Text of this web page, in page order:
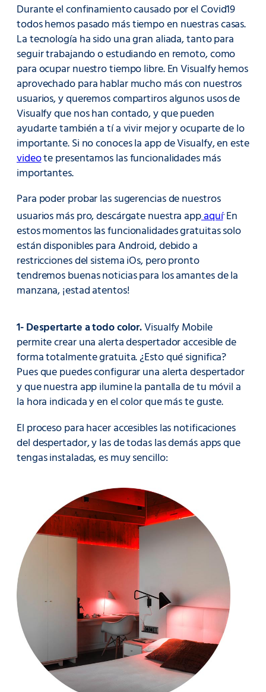
Durante el confinamiento causado por el Covid19
todos hemos pasado más tiempo en nuestras casas.
La tecnología ha sido una gran aliada, tanto para
seguir trabajando o estudiando en remoto, como
para ocupar nuestro tiempo libre. En Visualfy hemos
aprovechado para hablar mucho más con nuestros
usuarios, y queremos compartiros algunos usos de
Visualfy que nos han contado, y que pueden
ayudarte también a tí a vivir mejor y ocuparte de lo
importante. Si no conoces la app de Visualfy, en este
videote presentamos las funcionalidades más
importantes.
Para poder probar las sugerencias de nuestros
usuarios más pro, descárgate nuestra appaquí.En
estos momentos las funcionalidades gratuitas solo
están disponibles para Android, debido a
restricciones del sistema iOs, pero pronto
tendremos buenas noticias para los amantes de la
manzana, ¡estad atentos!
1- Despertarte a todo color.Visualfy Mobile
permite crear una alerta despertador accesible de
forma totalmente gratuita. ¿Esto qué significa?
Pues que puedes configurar una alerta despertador
y que nuestra app ilumine la pantalla de tu móvil a
la hora indicada y en el color que más te guste.
El proceso para hacer accesibles las notificaciones
del despertador, y las de todas las demás apps que
tengas instaladas, es muy sencillo: